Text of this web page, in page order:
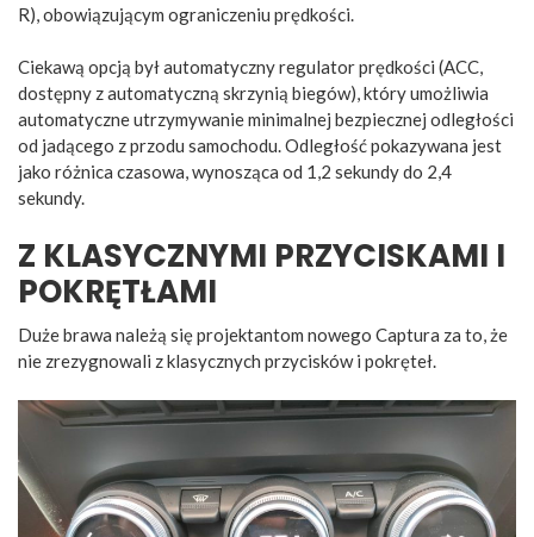
R), obowiązującym ograniczeniu prędkości.
Ciekawą opcją był automatyczny regulator prędkości (ACC,
dostępny z automatyczną skrzynią biegów), który umożliwia
automatyczne utrzymywanie minimalnej bezpiecznej odległości
od jadącego z przodu samochodu. Odległość pokazywana jest
jako różnica czasowa, wynosząca od 1,2 sekundy do 2,4
sekundy.
Z KLASYCZNYMI PRZYCISKAMI I
POKRĘTŁAMI
Duże brawa należą się projektantom nowego Captura za to, że
nie zrezygnowali z klasycznych przycisków i pokręteł.